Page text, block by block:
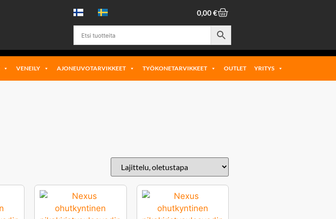
0,00€
VENEILY AJONEUVOTARVIKKEET TYÖKONETARVIKKEET OUTLET YRITYS